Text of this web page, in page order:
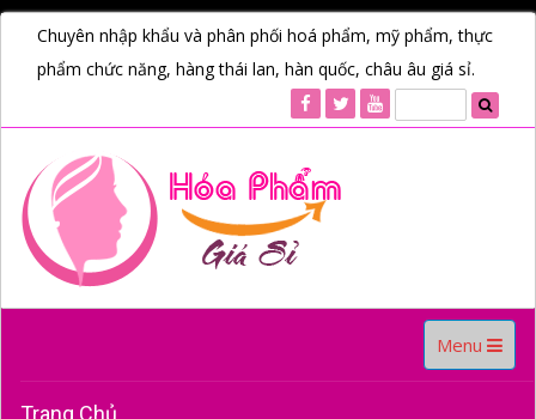
Chuyên nhập khẩu và phân phối hoá phẩm, mỹ phẩm, thực
phẩm chức năng, hàng thái lan, hàn quốc, châu âu giá sỉ.
Toggle
navigation
Menu
Trang Chủ